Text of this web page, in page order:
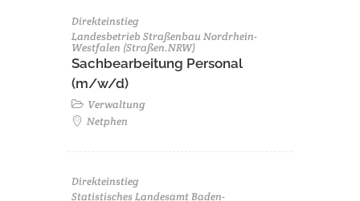
Direkteinstieg
Landesbetrieb Straßenbau Nordrhein-
Westfalen (Straßen.NRW)
Sachbearbeitung Personal
(m/w/d)
Verwaltung
Netphen
Direkteinstieg
Statistisches Landesamt Baden-